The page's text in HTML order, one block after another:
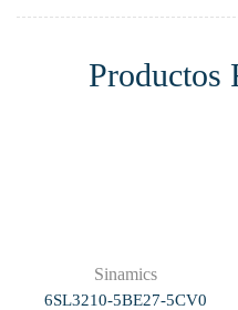
Productos
Sinamics
6SL3210-5BE27-5CV0